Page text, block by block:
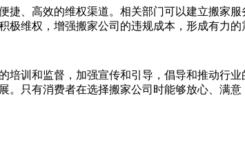
、高效的维权渠道。相关部门可以建立搬家服
维权，增强搬家公司的违规成本，形成有力的
训和监督，加强宣传和引导，倡导和推动行业
只有消费者在选择搬家公司时能够放心、满